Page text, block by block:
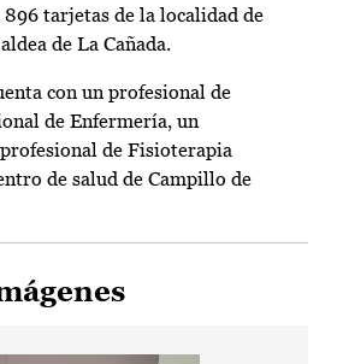
tarjetas de la localidad de
de La Cañada.
con un profesional de
de Enfermería, un
de Fisioterapia
de salud de Campillo de